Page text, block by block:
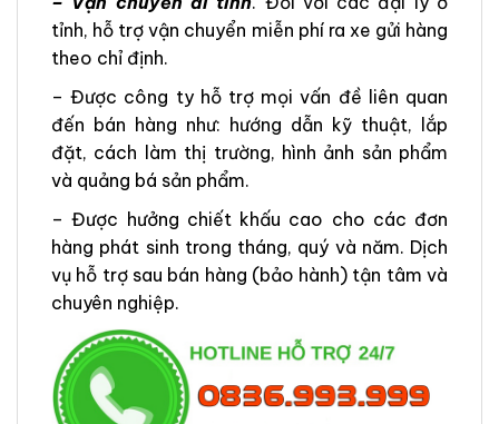
tỉnh, hỗ trợ vận chuyển miễn phí ra xe gửi hàng
theo chỉ định.
– Được công ty hỗ trợ mọi vấn đề liên quan
đến bán hàng như: hướng dẫn kỹ thuật, lắp
đặt, cách làm thị trường, hình ảnh sản phẩm
và quảng bá sản phẩm.
– Được hưởng chiết khấu cao cho các đơn
hàng phát sinh trong tháng, quý và năm. Dịch
vụ hỗ trợ sau bán hàng (bảo hành) tận tâm và
chuyên nghiệp.